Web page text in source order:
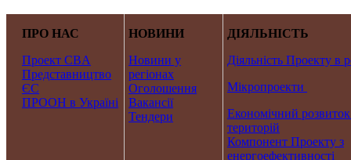
ПРО НАС
Проект CBA
Представництво
ЄС
ПРООН в Україні
НОВИНИ
Новини у
регіонах
Оголошення
Вакансії
Тендери
ДІЯЛЬНІСТЬ
Діяльність Проекту в
Мікропроекти
Економічний розвиток
територій
Компонент Проекту з
енергоефективності